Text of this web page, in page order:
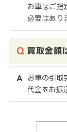
お車はご指
必要はあり
買取金額
お車の引取
代金をお振